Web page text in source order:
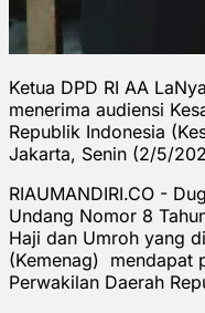
Ketua DPD RI AA
menerima audiensi
Republik Indonesia
Jakarta, Senin (2/5/
RIAUMANDIRI.CO -
Undang Nomor 8
Haji dan Umroh yang
(Kemenag) mendapat
Perwakilan Daerah